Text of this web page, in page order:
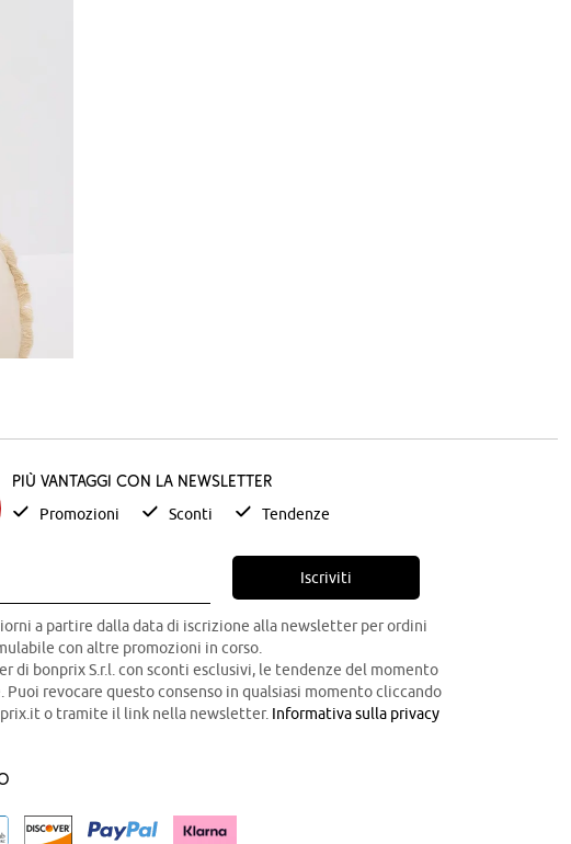
Più vantaggi con la newsletter
Promozioni Sconti Tendenze
Iscriviti
a partire dalla data di iscrizione alla newsletter per ordini
con altre promozioni in corso.
di bonprix S.r.l. con sconti esclusivi, le tendenze del momento
revocare questo consenso in qualsiasi momento cliccando
o tramite il link nella newsletter. Informativa sulla privacy